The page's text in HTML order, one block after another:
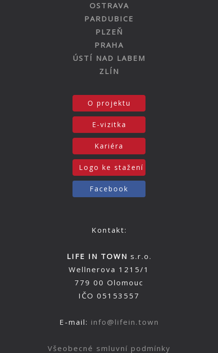
OSTRAVA
PARDUBICE
PLZEŇ
PRAHA
ÚSTÍ NAD LABEM
ZLÍN
O projektu
E-vizitka
Kariéra
Logo ke stažení
Facebook
Kontakt:
LIFE IN TOWN s.r.o.
Wellnerova 1215/1
779 00 Olomouc
IČO 05153557
E-mail: info@lifein.town
Všeobecné smluvní podmínky